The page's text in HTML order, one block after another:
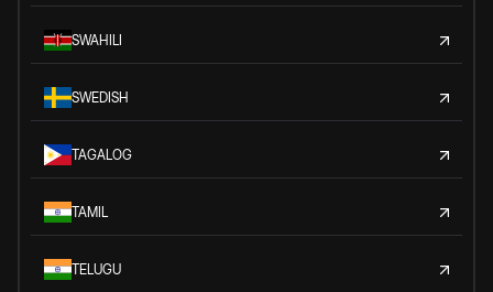
SWAHILI
SWEDISH
TAGALOG
TAMIL
TELUGU